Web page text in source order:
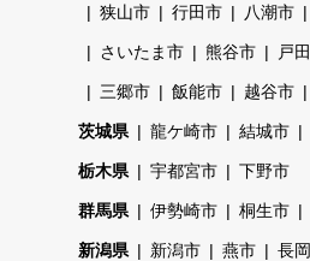
狭山市 行田市 八潮市
さいたま市 熊谷市 戸
三郷市 飯能市 越谷市
茨城県 龍ケ崎市 結城市
栃木県 宇都宮市 下野市
群馬県 伊勢崎市 桐生市
新潟県 新潟市 燕市 長